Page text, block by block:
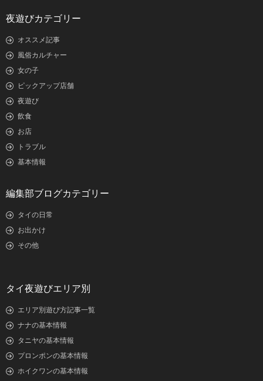
夜遊びカテゴリー
オススメ記事
風俗カルチャー
女の子
ピックアップ店舗
夜遊び
飲食
お店
トラブル
基本情報
編集部ブログカテゴリー
タイの日常
お出かけ
その他
タイ夜遊びエリア別
エリア別遊び方記事一覧
ナナの基本情報
タニヤの基本情報
プロンポンの基本情報
ホイクワンの基本情報